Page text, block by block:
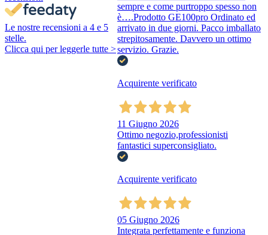
Le nostre recensioni a 4 e 5
stelle.
Clicca qui per leggerle tutte >
sempre e come purtroppo spesso non
è….Prodotto GE100pro Ordinato ed
arrivato in due giorni. Pacco imballato
strepitosamente. Davvero un ottimo
servizio. Grazie.
Acquirente verificato
11 Giugno 2026
Ottimo negozio,professionisti
fantastici superconsigliato.
Acquirente verificato
05 Giugno 2026
Integrata perfettamente e funziona